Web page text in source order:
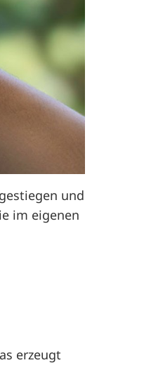
und
im eigenen
erzeugt